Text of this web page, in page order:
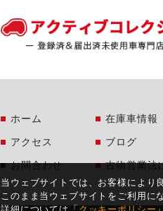
ホーム
アクセス
お問合わせ
在庫車情報
ブログ
古物営業法
当ウェブサイトでは、お客様により
このまま当ウェブサイトをご利用に